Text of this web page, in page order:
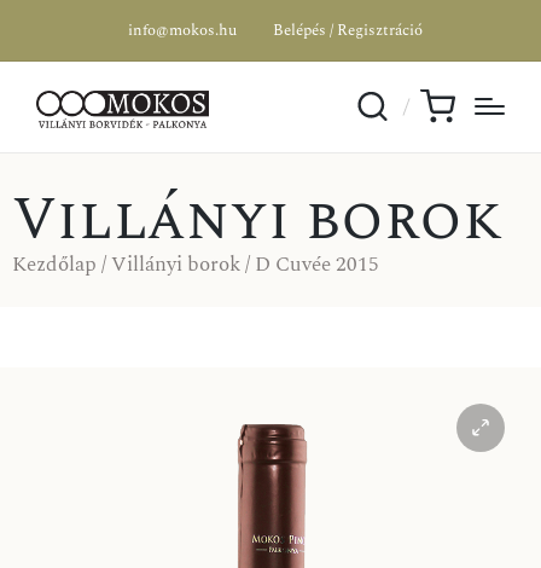
info@mokos.hu Belépés / Regisztráció
Villányi borok
Kezdőlap/Villányi borok/ D Cuvée 2015